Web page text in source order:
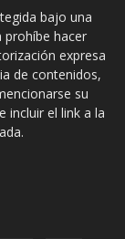
bajo una
prohíbe hacer
expresa
de contenidos,
su
incluir el link a la